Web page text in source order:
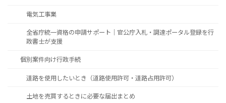
電気工事業
全省庁統一資格の申請サポート｜官公庁入札・調達ポータル登録を行
政書士が支援
個別案件向け行政手続
道路を使用したいとき（道路使用許可・道路占用許可）
土地を売買するときに必要な届出まとめ